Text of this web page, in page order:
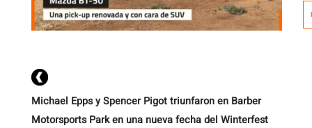
Michael Epps y Spencer Pigot triunfaron en Barber
Motorsports Park en una nueva fecha del Winterfest